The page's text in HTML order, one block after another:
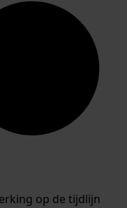
op de tijdlijn